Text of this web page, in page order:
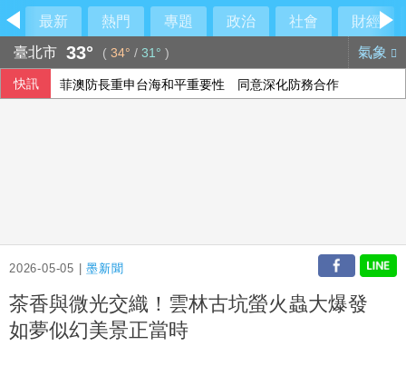
最新 熱門 專題 政治 社會
財經
臺北市 33° ( 34° / 31° ) 氣象
快訊 菲澳防長重申台海和平重要性 同意深化防務合作
2026-05-05 |墨新聞
茶香與微光交織！雲林古坑螢火蟲大爆發
如夢似幻美景正當時